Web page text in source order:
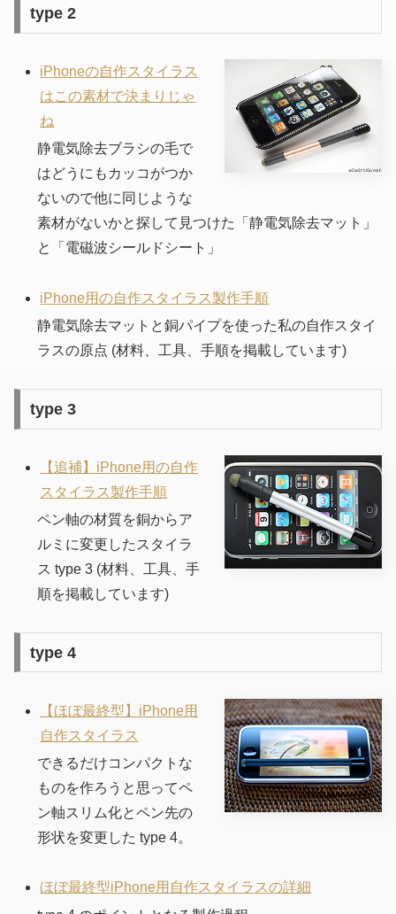
type 2
iPhoneの自作スタイラス
はこの素材で決まりじゃ
ね
静電気除去ブラシの毛で
はどうにもカッコがつか
ないので他に同じような
素材がないかと探して見つけた「静電気除去マット」
と「電磁波シールドシート」
iPhone用の自作スタイラス製作手順
静電気除去マットと銅パイプを使った私の自作スタイ
ラスの原点 (材料、工具、手順を掲載しています)
type 3
【追補】iPhone用の自作
スタイラス製作手順
ペン軸の材質を銅からア
ルミに変更したスタイラ
ス type 3 (材料、工具、手
順を掲載しています)
type 4
【ほぼ最終型】iPhone用
自作スタイラス
できるだけコンパクトな
ものを作ろうと思ってペ
ン軸スリム化とペン先の
形状を変更した type 4。
ほぼ最終型iPhone用自作スタイラスの詳細